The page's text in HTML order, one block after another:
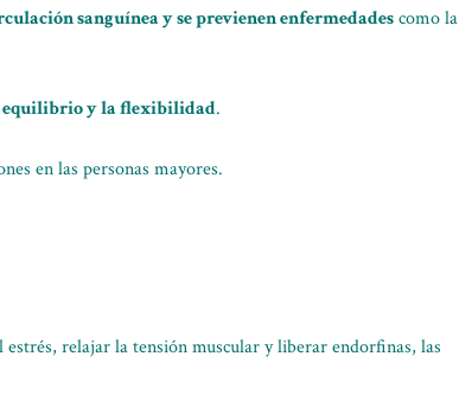
sanguínea y se previenen enfermedadescomo la
equilibrio y la flexibilidad.
en las personas mayores.
relajar la tensión muscular y liberar endorfinas, las